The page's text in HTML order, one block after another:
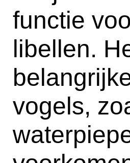
functie
libellen.
vogels,